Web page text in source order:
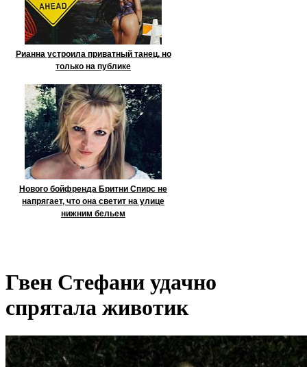
Рианна устроила приватный танец, но
только на публике
Нового бойфренда Бритни Спирс не
напрягает, что она светит на улице
нижним бельем
Гвен Стефани удачно
спрятала животик